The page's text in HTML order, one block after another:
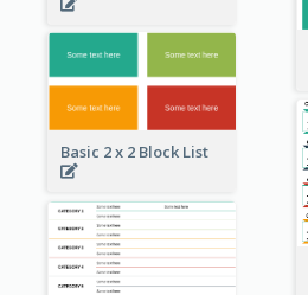
Basic 2 x 2 Block List